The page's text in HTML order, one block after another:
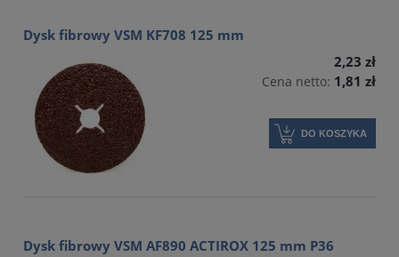
Dysk fibrowy VSM KF708 125 mm
2,23 zł
Cena netto: 1,81 zł
DO KOSZYKA
Dysk fibrowy VSM AF890 ACTIROX 125 mm P36